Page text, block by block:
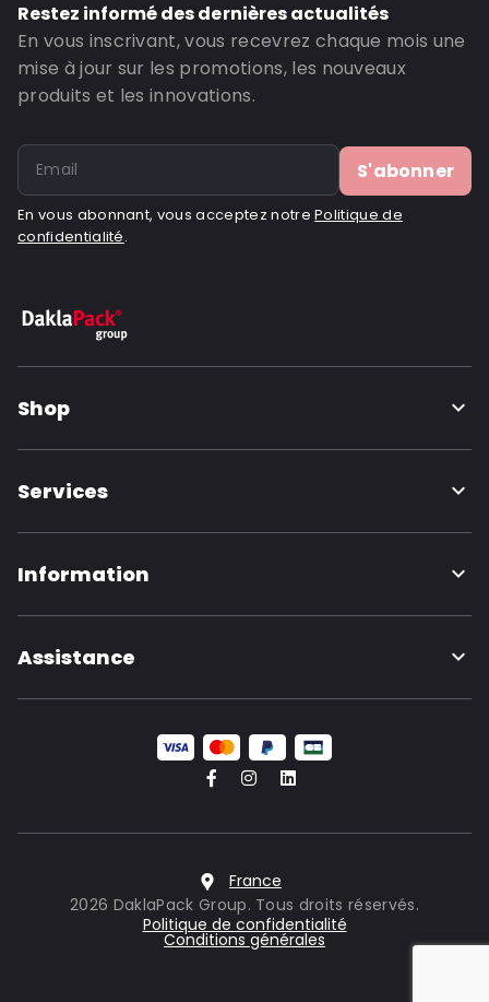
Restez informé des dernières actualités
En vous inscrivant, vous recevrez chaque mois une
mise à jour sur les promotions, les nouveaux
produits et les innovations.
S'abonner
En vous abonnant, vous acceptez notrePolitique de
confidentialité.
Shop
Services
Information
Assistance
France
2026 DaklaPack Group. Tous droits réservés.
Politique de confidentialité
Conditions générales